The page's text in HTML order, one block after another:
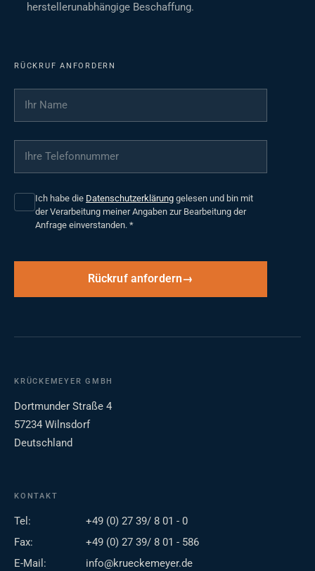
herstellerunabhängige Beschaffung.
RÜCKRUF ANFORDERN
Ihr Name
Ihre Telefonnummer
Ich habe die Datenschutzerklärung gelesen und bin mit
der Verarbeitung meiner Angaben zur Bearbeitung der
Anfrage einverstanden. *
Rückruf anfordern
KRÜCKEMEYER GMBH
Dortmunder Straße 4
57234 Wilnsdorf
Deutschland
KONTAKT
Tel:
+49 (0) 27 39/ 8 01 - 0
Fax:
+49 (0) 27 39/ 8 01 - 586
E-Mail:
info@krueckemeyer.de